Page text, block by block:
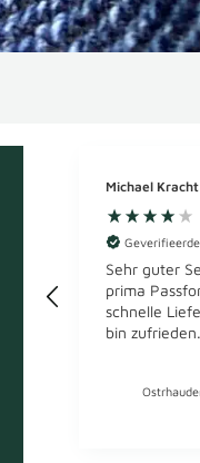
Michael Kracht
Sehr guter
prima
schnelle
bin zufrieden.